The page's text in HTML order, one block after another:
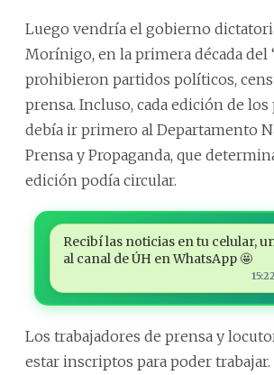
Luego vendría el gobierno
Morínigo, en la primera década del
prohibieron partidos políticos,
prensa. Incluso, cada edición de
debía ir primero al Departamento
Prensa y Propaganda, que
edición podía circular.
Recibí las noticias en tu celular,
al canal de ÚH en WhatsApp 🤩
15:22
Los trabajadores de prensa y
estar inscriptos para poder